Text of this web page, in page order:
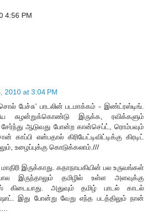
4:56 PM
2010 at 3:04 PM
பேச்சு’ பாடலின் படமாக்கம் - இண்ட்ரஸ்டிங்.
சுழன்றுக்கொண்டு இருக்க, ரவிக்களும்
ஆடுவது போன்ற கான்செப்ட், ரொம்பவும்
காப்பி என்பதால் கிரியேட்டிவிட்டிக்கு கிரடிட்
உழைப்புக்கு கொடுக்கலாம்.///
இருக்காது. கதாநாயகியின் பல உருவங்கள்
இருந்தாலும் தமிழில் உள்ள அளவுக்கு
கிடையாது. அதுவும் தமிழ் பாடல் காடல்
இது போன்று வேறு எந்த படத்திலும் நான்